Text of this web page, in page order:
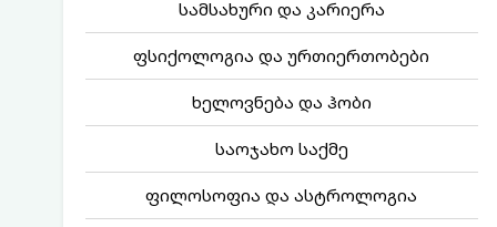
სამსახური და კარიერა
ფსიქოლოგია და ურთიერთობები
ხელოვნება და ჰობი
საოჯახო საქმე
ფილოსოფია და ასტროლოგია